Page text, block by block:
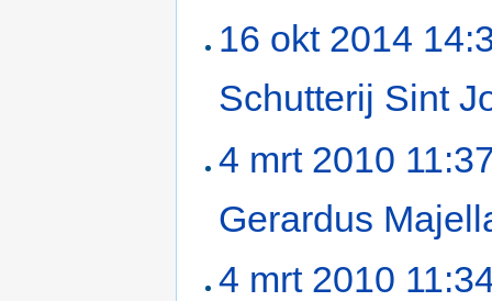
16 okt 2014
Schutterij Sint
4 mrt 2010
Gerardus
4 mrt 2010